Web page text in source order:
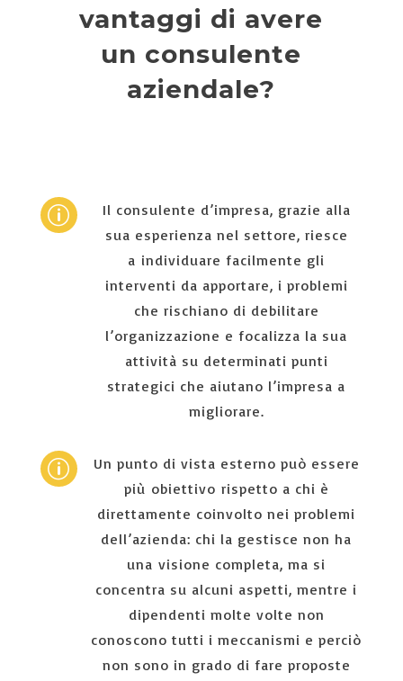
vantaggi di avere
un consulente
aziendale?
p
Il consulente d’impresa, grazie alla
sua esperienza nel settore, riesce
a individuare facilmente gli
interventi da apportare, i problemi
che rischiano di debilitare
l’organizzazione e focalizza la sua
attività su determinati punti
strategici che aiutano l’impresa a
migliorare.
p
Un punto di vista esterno può essere
più obiettivo rispetto a chi è
direttamente coinvolto nei problemi
dell’azienda: chi la gestisce non ha
una visione completa, ma si
concentra su alcuni aspetti, mentre i
dipendenti molte volte non
conoscono tutti i meccanismi e perciò
non sono in grado di fare proposte